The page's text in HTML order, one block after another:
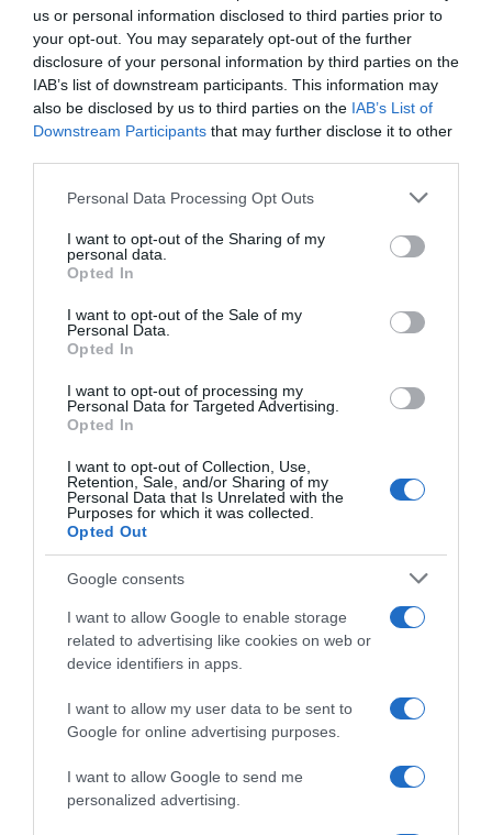
us or personal information disclosed to third parties prior to
your opt-out. You may separately opt-out of the further
disclosure of your personal information by third parties on the
IAB’s list of downstream participants. This information may
also be disclosed by us to third parties on the IAB’s List of
Downstream Participants that may further disclose it to other
Please note that this website/app uses one or more Google
not limited to your visit or usage behaviour. You may click to
grant or deny consent to Google and its third-party tags to
use your data for below specified purposes in below Google
consent section.
Personal Data Processing Opt Outs
I want to opt-out of the Sharing of my
personal data.
Opted In
I want to opt-out of the Sale of my
Personal Data.
Opted In
I want to opt-out of processing my
Personal Data for Targeted Advertising.
Opted In
I want to opt-out of Collection, Use,
Retention, Sale, and/or Sharing of my
Personal Data that Is Unrelated with the
Purposes for which it was collected.
Opted Out
Google consents
I want to allow Google to enable storage
related to advertising like cookies on web or
device identifiers in apps.
I want to allow my user data to be sent to
Google for online advertising purposes.
I want to allow Google to send me
personalized advertising.
film: az Ünnepnapok, Az Eltávozott nap és
a Fejlövés című filmekben nyújtott alakításaiért 1968-ban
megkapta az év legjobb női főszereplőjének járó díjat.
Dalszövegíróként is tehetséges
volt, így például Vangelis híres filmzenéjének
feldolgozásához és több saját dalához maga írta a
szöveget.
1986-ban Liszt Ferenc-díjat, 2014-ben pedig Kossuth-
díszpolgára lett.
Az éneklés számára szenvedély, lételem. Nem csak
fénykorában, hanem most is képes éneklésben
feszegetni a határokat: négy és fél oktávos
hangterjedelme még mindig tisztán cseng, a mai napig
energiával koncertezik, amihez nagymértékben
hozzájárul sportos múltja, kivételes fizikai és lelki
együttesével és szimfonikus zenekari kísérettel
ad jubileumi nagykoncertet az MVM Dome-ban, hogy
ezzel ünnepelje meg a karrierjét beindító Ki mit tud?
győzelmét.
Kovács Kati nem babonás, kedvenc napja: a péntek 13.
Reméljük, Önnek is!
koncerten az MVM DOME-ban.
Jegyvásárlás – Gagmanagement
Megosztás: Facebook